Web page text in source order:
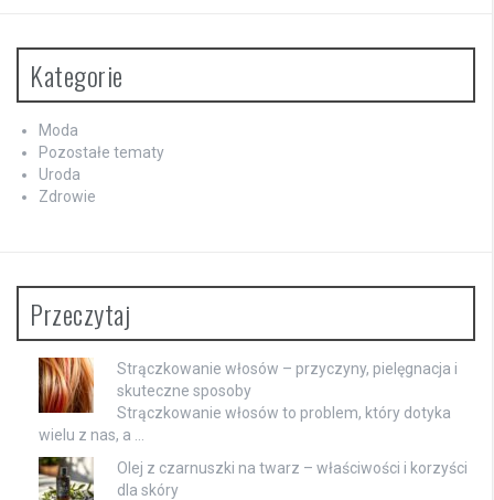
Kategorie
Moda
Pozostałe tematy
Uroda
Zdrowie
Przeczytaj
Strączkowanie włosów – przyczyny, pielęgnacja i
skuteczne sposoby
Strączkowanie włosów to problem, który dotyka
wielu z nas, a …
Olej z czarnuszki na twarz – właściwości i korzyści
dla skóry